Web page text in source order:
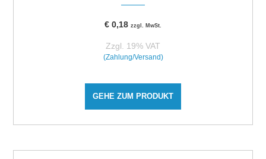
€ 0,18 zzgl. MwSt.
Zzgl. 19% VAT
(Zahlung/Versand)
GEHE ZUM PRODUKT